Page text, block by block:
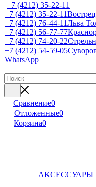
+7 (4212) 35-22-11
+7 (4212) 35-22-11
+7 (4212) 76-44-11Льва
+7 (4212) 56-77-77
+7 (4212) 74-20-22
+7 (4212) 54-59-05
WhatsApp
Сравнение0
Отложенные0
Корзина0
АКСЕССУАРЫ